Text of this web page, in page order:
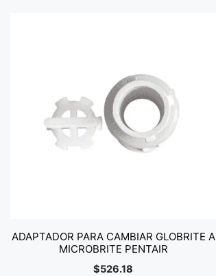
ADAPTADOR PARA CAMBIAR GLOBRITE A
MICROBRITE PENTAIR
$526.18